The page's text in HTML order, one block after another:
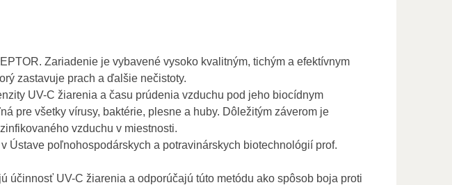
Zariadenie je vybavené vysoko kvalitným, tichým a efektívnym
zastavuje prach a ďalšie nečistoty.
UV-C žiarenia a času prúdenia vzduchu pod jeho biocídnym
pre všetky vírusy, baktérie, plesne a huby. Dôležitým záverom je
vzduchu v miestnosti.
Ústave poľnohospodárskych a potravinárskych biotechnológií prof.
účinnosť UV-C žiarenia a odporúčajú túto metódu ako spôsob boja proti